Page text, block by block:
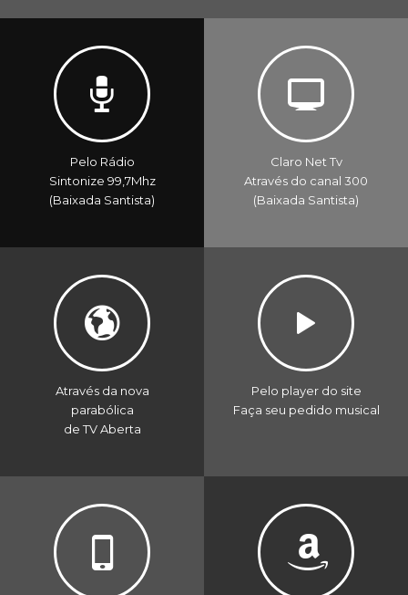
Pelo Rádio
Sintonize 99,7Mhz
(Baixada Santista)
Claro Net Tv
Através do canal 300
(Baixada Santista)
Através da nova
parabólica
de TV Aberta
Pelo player do site
Faça seu pedido musical